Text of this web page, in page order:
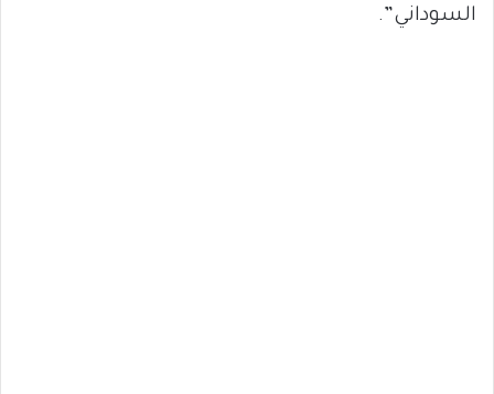
السوداني”.